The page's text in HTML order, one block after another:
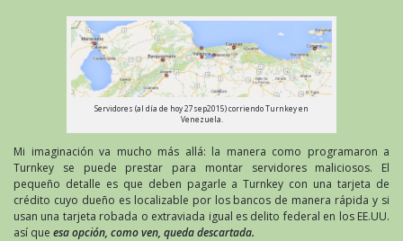
Servidores (al día de hoy 27sep2015) corriendo Turnkey en
Venezuela.
Mi imaginación va mucho más allá: la manera como programaron a
Turnkey se puede prestar para montar servidores maliciosos. El
pequeño detalle es que deben pagarle a Turnkey con una tarjeta de
crédito cuyo dueño es localizable por los bancos de manera rápida y si
usan una tarjeta robada o extraviada igual es delito federal en los EE.UU.
así que esa opción, como ven, queda descartada.